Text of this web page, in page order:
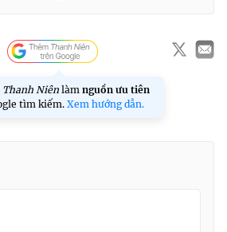
Thanh Niên làm nguồn ưu tiên
tìm kiếm. Xem hướng dẫn.